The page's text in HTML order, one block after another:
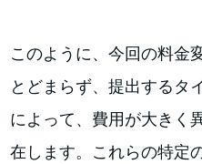
このように、今回の料金
とどまらず、提出するタ
によって、費用が大きく
在します。これらの特定